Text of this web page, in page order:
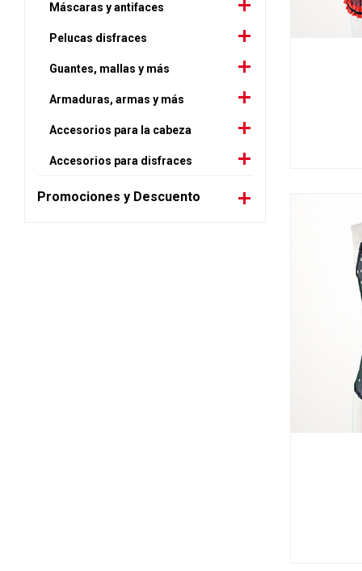
Máscaras y antifaces
Pelucas disfraces
Guantes, mallas y más
Armaduras, armas y más
Accesorios para la cabeza
Accesorios para disfraces
Promociones y Descuento